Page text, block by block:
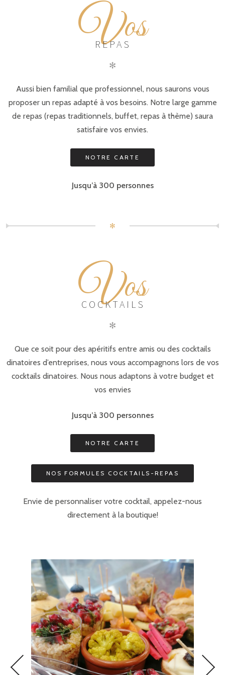
V
os
REPAS
✻
Aussi bien familial que professionnel, nous saurons vous
proposer un repas adapté à vos besoins. Notre large gamme
de repas (repas traditionnels, buffet, repas à thème) saura
satisfaire vos envies.
NOTRE CARTE
Jusqu’à 300 personnes
✻
V
os
COCKTAILS
✻
Que ce soit pour des apéritifs entre amis ou des cocktails
dinatoires d’entreprises, nous vous accompagnons lors de vos
cocktails dinatoires. Nous nous adaptons à votre budget et
vos envies
Jusqu’à 300 personnes
NOTRE CARTE
NOS FORMULES COCKTAILS-REPAS
Envie de personnaliser votre cocktail, appelez-nous
directement à la boutique!